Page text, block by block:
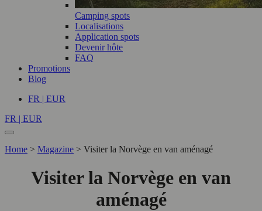
Camping spots
Localisations
Application spots
Devenir hôte
FAQ
Promotions
Blog
FR | EUR
FR | EUR
Home > Magazine > Visiter la Norvège en van aménagé
Visiter la Norvège en van
aménagé